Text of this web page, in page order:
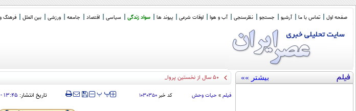
صفحه اول تماس با ما آرشیو جستجو نظرسنجی آب و هوا اوقات شرعی پیوند ها سواد زندگی سیاسی اقتصاد جامعه ورزشی بین الملل فرهنگ
فیلم بیشتر »» 50 سال از نخستین پرواز هما از تهران به نیویورک گذشت
فیلم » حیات وحش کد خبر ۱۰۳۰۳۵۰ ‍‍‍ پ پ تاریخ انتشار: ۱۳:۴۵ - ۲۷-۱۰-۱۴۰۳